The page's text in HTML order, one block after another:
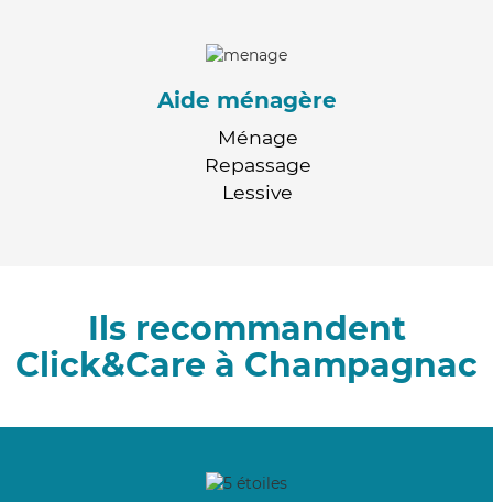
Aide ménagère
Ménage
Repassage
Lessive
Ils recommandent
Click&Care à Champagnac